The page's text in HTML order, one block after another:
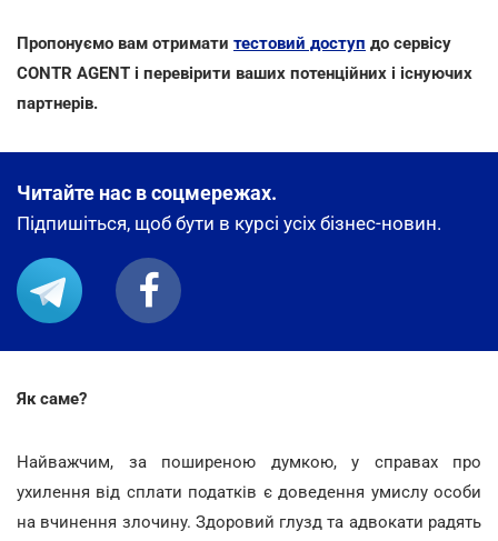
Пропонуємо вам отримати тестовий доступ до сервісу
CONTR AGENT і перевірити ваших потенційних і існуючих
партнерів.
Читайте нас в соцмережах.
Підпишіться, щоб бути в курсі усіх бізнес-новин.
Як саме?
Найважчим, за поширеною думкою, у справах про
ухилення від сплати податків є доведення умислу особи
на вчинення злочину. Здоровий глузд та адвокати радять